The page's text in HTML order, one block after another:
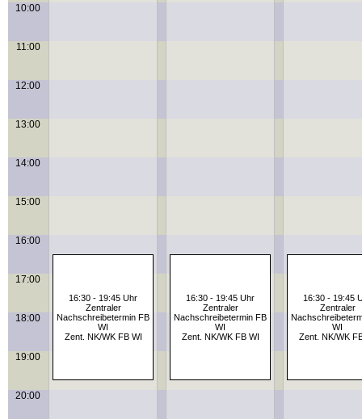
10:00
11:00
12:00
13:00
14:00
15:00
16:00
16:30 - 19:45 Uhr
Zentraler
Nachschreibetermin FB
WI
Zent. NK/WK FB WI
16:30 - 19:45 Uhr
Zentraler
Nachschreibetermin FB
WI
Zent. NK/WK FB WI
16:30 - 19:45
Zentraler
WI
Zent. NK/WK
17:00
18:00
19:00
20:00